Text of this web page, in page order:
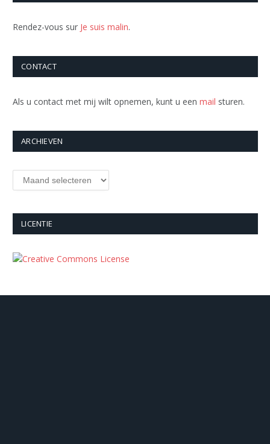
Rendez-vous sur Je suis malin.
CONTACT
Als u contact met mij wilt opnemen, kunt u een mail sturen.
ARCHIEVEN
Archieven
LICENTIE